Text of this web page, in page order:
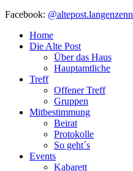
Facebook: @altepost.langenzenn
Home
Die Alte Post
Über das Haus
Hauptamtliche
Treff
Offener Treff
Gruppen
Mitbestimmung
Beirat
Protokolle
So geht´s
Events
Kabarett